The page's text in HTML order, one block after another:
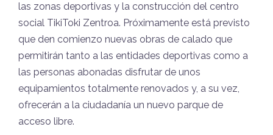
las zonas deportivas y la construcción del centro
social TikiToki Zentroa. Próximamente está previsto
que den comienzo nuevas obras de calado que
permitirán tanto a las entidades deportivas como a
las personas abonadas disfrutar de unos
equipamientos totalmente renovados y, a su vez,
ofrecerán a la ciudadanía un nuevo parque de
acceso libre.